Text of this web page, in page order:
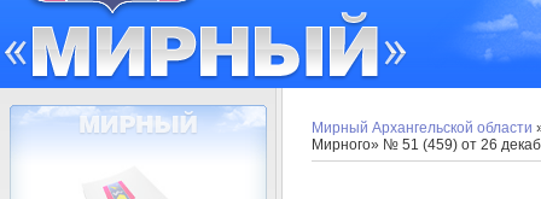
Мирный Архангельской области
Мирного» № 51 (459) от 26